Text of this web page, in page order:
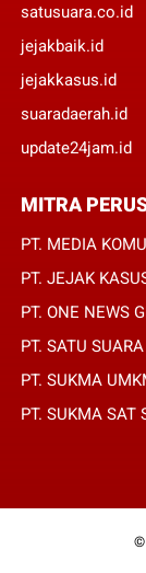
satusuara.co.id
jejakbaik.id
jejakkasus.id
suaradaerah.id
update24jam.id
MITRA
PT. MEDIA
PT. JEJAK
PT. ONE NEWS
PT. SATU
PT. SUKMA
PT. SUKMA SAT
©